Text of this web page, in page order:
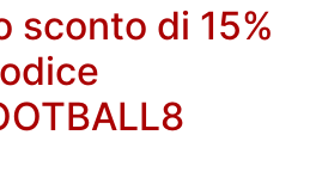
sconto di 15%